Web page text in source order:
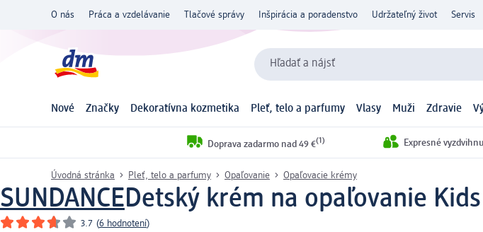
O nás Práca a vzdelávanie Tlačové správy Inšpirácia a poradenstvo Udržateľný život Servis
Hľadať a nájsť
Nové Značky Dekoratívna kozmetika Pleť, telo a parfumy Vlasy Muži Zdravie
Doprava zadarmo nad 49 €(1) Expresné
Úvodná stránka Pleť, telo a parfumy Opaľovanie Opaľovacie krémy
SUNDANCEDetský krém na opaľovanie
3.7 (6 hodnotení)